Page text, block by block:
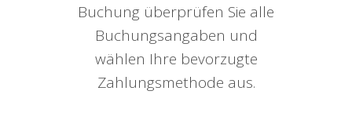
Buchung überprüfen Sie alle
Buchungsangaben und
wählen Ihre bevorzugte
Zahlungsmethode aus.